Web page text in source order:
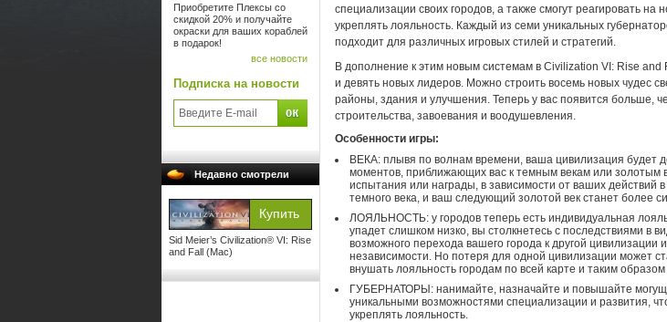
Приобретите Плексы со
скидкой 20% и получайте
окраски для ваших кораблей
в подарок!
все новости
Подписка на новости
Недавно смотрели
Sid Meier’s Civilization® VI: Rise
and Fall (Mac)
специализации своих городов, а также смогут реагировать на
укреплять лояльность. Каждый из семи уникальных
подходит для различных игровых стилей и стратегий.
В дополнение к этим новым системам в Civilization VI: Rise and
и девять новых лидеров. Можно строить восемь новых чудес
районы, здания и улучшения. Теперь у вас появится больше,
строительства, завоевания и воодушевления.
Особенности игры:
ВЕКА: плывя по волнам времени, ваша цивилизация будет
моментов, приближающих вас к темным векам или золотым
испытания или награды, в зависимости от ваших действий
темного века, и ваш следующий золотой век станет более
ЛОЯЛЬНОСТЬ: у городов теперь есть индивидуальная
упадет слишком низко, вы столкнетесь с последствиями в
возможного перехода вашего города к другой цивилизации
независимости. Но потеря для одной цивилизации может
внушать лояльность городам по всей карте и таким
ГУБЕРНАТОРЫ: нанимайте, назначайте и повышайте
уникальными возможностями специализации и развития,
укреплять лояльность.